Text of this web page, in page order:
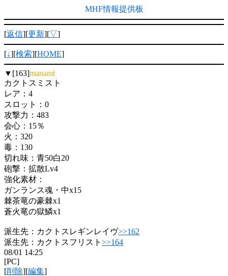
MHF情報提供板
[返信][更新][▽]
[↓][検索][HOME]
▼[163]manami
カクトスミスト
レア：4
スロット：0
攻撃力：483
会心：15％
火：320
毒：130
切れ味：青50白20
砲撃：拡散Lv4
強化素材：
ガンランス魂・中x15
棘茶竜の豪棘x1
蒼火竜の獄鱗x1
派生先：カクトスレギンレイヴ>>162
派生先：カクトスフリスト >>164
08/01 14:25
[PC]
[削除][編集]